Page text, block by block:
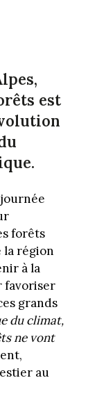
est
forêts
la région
à la
favoriser
grands
du climat,
ne vont
au